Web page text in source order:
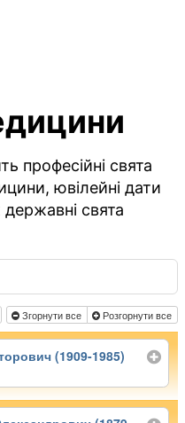
професійні свята
ювілейні дати
свята
Згорнути все Розгорнути все
(1909-1985)